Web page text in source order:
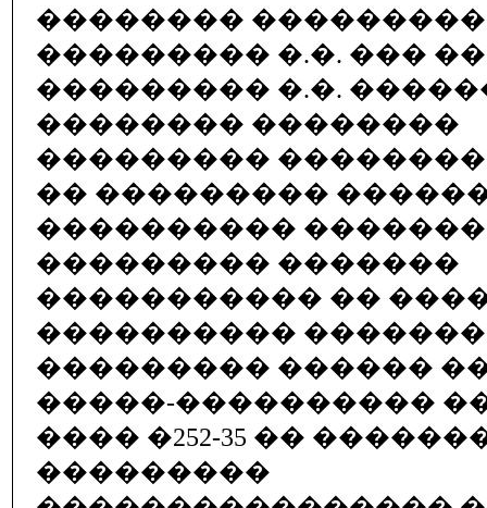
�������� ���������
��������� �.�. ���
��������� �.�.
�������� ��������
���������
�� ���������
����������
��������� �������
����������� ��
����������
��������� ������
�����-���������� ��
���� �252-35 ��
���������